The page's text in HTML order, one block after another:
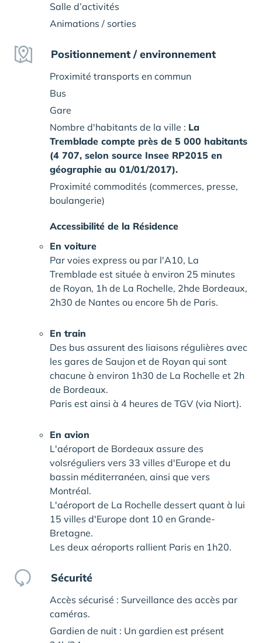
Salle d’activités
Animations / sorties
Positionnement / environnement
Proximité transports en commun
Bus
Gare
Nombre d'habitants de la ville : La
Tremblade compte près de 5 000 habitants
(4 707, selon source Insee RP2015 en
géographie au 01/01/2017).
Proximité commodités (commerces, presse,
boulangerie)
Accessibilité de la Résidence
En voiture
Par voies express ou par l'A10, La
Tremblade est située à environ 25 minutes
de Royan, 1h de La Rochelle, 2hde Bordeaux,
2h30 de Nantes ou encore 5h de Paris.
En train
Des bus assurent des liaisons régulières avec
les gares de Saujon et de Royan qui sont
chacune à environ 1h30 de La Rochelle et 2h
de Bordeaux.
Paris est ainsi à 4 heures de TGV (via Niort).
En avion
L'aéroport de Bordeaux assure des
volsréguliers vers 33 villes d'Europe et du
bassin méditerranéen, ainsi que vers
Montréal.
L'aéroport de La Rochelle dessert quant à lui
15 villes d'Europe dont 10 en Grande-
Bretagne.
Les deux aéroports rallient Paris en 1h20.
Sécurité
Accès sécurisé : Surveillance des accès par
caméras.
Gardien de nuit : Un gardien est présent